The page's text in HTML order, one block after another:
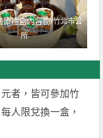
節禮盒內容物/竹北市公
所
者，皆可參加竹
每人限兌換一盒，